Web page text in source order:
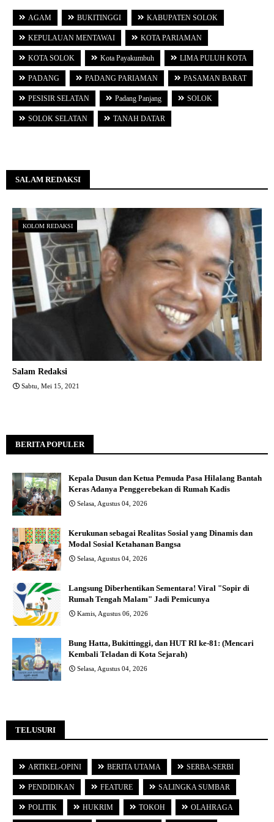
AGAM BUKITINGGI KABUPATEN SOLOK
KEPULAUAN MENTAWAI KOTA PARIAMAN
KOTA SOLOK Kota Payakumbuh LIMA PULUH KOTA
PADANG PADANG PARIAMAN PASAMAN BARAT
PESISIR SELATAN Padang Panjang SOLOK
SOLOK SELATAN TANAH DATAR
SALAM REDAKSI
KOLOM REDAKSI
Salam Redaksi
Sabtu, Mei 15, 2021
BERITA POPULER
Kepala Dusun dan Ketua Pemuda Pasa Hilalang Bantah
Keras Adanya Penggerebekan di Rumah Kadis
Selasa, Agustus 04, 2026
Kerukunan sebagai Realitas Sosial yang Dinamis dan
Modal Sosial Ketahanan Bangsa
Selasa, Agustus 04, 2026
Langsung Diberhentikan Sementara! Viral "Sopir di
Rumah Tengah Malam" Jadi Pemicunya
Kamis, Agustus 06, 2026
Bung Hatta, Bukittinggi, dan HUT RI ke-81: (Mencari
Kembali Teladan di Kota Sejarah)
Selasa, Agustus 04, 2026
TELUSURI
ARTIKEL-OPINI BERITA UTAMA SERBA-SERBI
PENDIDIKAN FEATURE SALINGKA SUMBAR
POLITIK HUKRIM TOKOH OLAHRAGA